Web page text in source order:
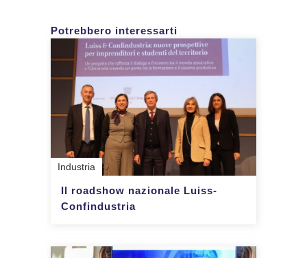
Potrebbero interessarti
Industria
Il roadshow nazionale Luiss-
Confindustria